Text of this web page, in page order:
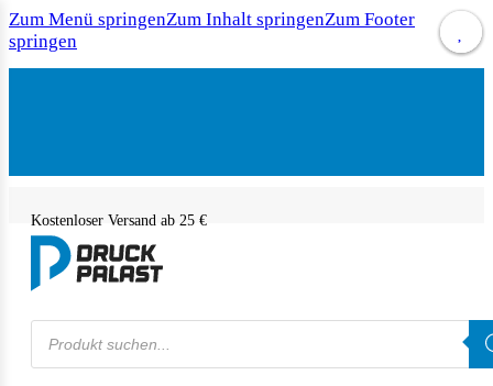
Zum Menü springenZum Inhalt springenZum Footer
springen
Kostenloser Versand ab 25 €
Products
search